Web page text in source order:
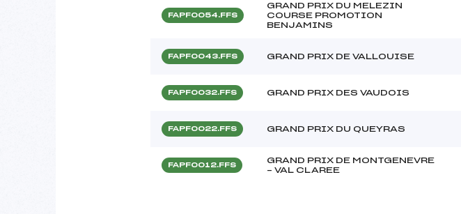
FAPF0054.FFS
GRAND PRIX DU MELEZIN
COURSE PROMOTION
BENJAMINS
FAPF0043.FFS GRAND PRIX DE VALLOUISE
FAPF0032.FFS GRAND PRIX DES VAUDOIS
FAPF0022.FFS GRAND PRIX DU QUEYRAS
FAPF0012.FFS
GRAND PRIX DE MONTGENEVRE
– VAL CLAREE